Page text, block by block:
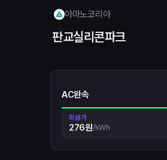
아마노코리아
판교실리콘파크
AC완속
회원가
276원/kWh